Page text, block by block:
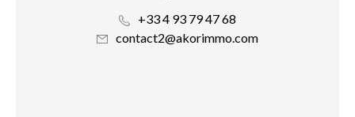
+33 4 93 79 47 68
contact2@akorimmo.com